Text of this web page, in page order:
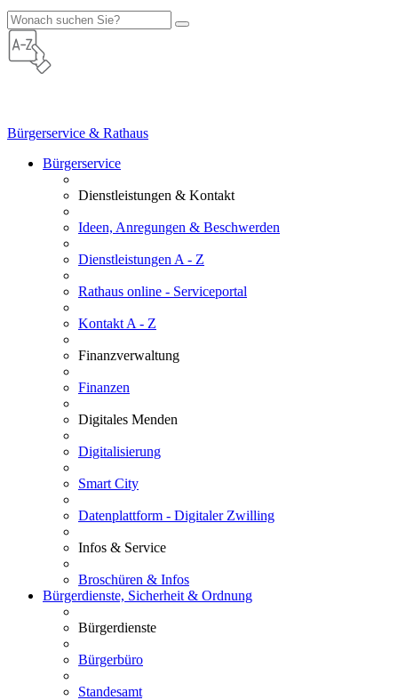
Bürgerservice & Rathaus
Bürgerservice
Dienstleistungen & Kontakt
Ideen, Anregungen & Beschwerden
Dienstleistungen A - Z
Rathaus online - Serviceportal
Kontakt A - Z
Finanzverwaltung
Finanzen
Digitales Menden
Digitalisierung
Smart City
Datenplattform - Digitaler Zwilling
Infos & Service
Broschüren & Infos
Bürgerdienste, Sicherheit & Ordnung
Bürgerdienste
Bürgerbüro
Standesamt